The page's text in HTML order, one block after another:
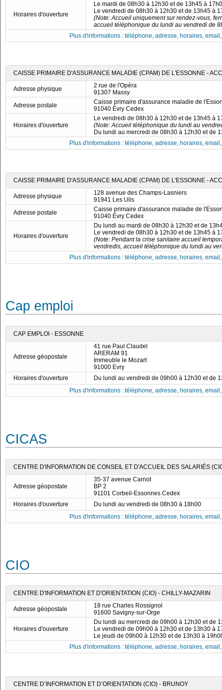
Horaires d'ouverture
Le mardi de 08h30 à 12h30 et de 13h45 à
Le vendredi de 08h30 à 12h30 et de 13h45 à
(Note: Accueil uniquement sur rendez-vous,
accueil téléphonique du lundi au vendredi de
Plus d'informations : téléphone, adresse, horaires,
CAISSE PRIMAIRE D'ASSURANCE MALADIE (CPAM) DE L'ESSONNE -
Adresse physique
2 rue de l'Opéra
91307 Massy
Adresse postale
Caisse primaire d'assurance maladie de
91040 Évry Cedex
Horaires d'ouverture
Le vendredi de 08h30 à 12h30 et de 13h45 à
(Note: Accueil téléphonique du lundi au
Du lundi au mercredi de 08h30 à 12h30 et de
Plus d'informations : téléphone, adresse, horaires,
CAISSE PRIMAIRE D'ASSURANCE MALADIE (CPAM) DE L'ESSONNE -
Adresse physique
128 avenue des Champs-Lasniers
91941 Les Ulis
Adresse postale
Caisse primaire d'assurance maladie de
91040 Évry Cedex
Horaires d'ouverture
Du lundi au mardi de 08h30 à 12h30 et de
Le vendredi de 08h30 à 12h30 et de 13h45 à
(Note: Pendant la crise sanitaire accueil
vendredis, accueil téléphonique du lundi au
Plus d'informations : téléphone, adresse, horaires,
Cap emploi
CAP EMPLOI - ESSONNE
Adresse géopostale
41 rue Paul Claudel
ARERAM 91
Immeuble le Mozart
91000 Evry
Horaires d'ouverture
Du lundi au vendredi de 09h00 à 12h30 et de
Plus d'informations : téléphone, adresse, horaires,
CICAS
CENTRE D'INFORMATION DE CONSEIL ET D'ACCUEIL DES SALARIÉS
Adresse géopostale
35-37 avenue Carnot
BP 2
91101 Corbeil-Essonnes Cedex
Horaires d'ouverture
Du lundi au vendredi de 08h30 à 18h00
Plus d'informations : téléphone, adresse, horaires,
CIO
CENTRE D'INFORMATION ET D'ORIENTATION (CIO) - CHILLY-MAZARIN
Adresse géopostale
18 rue Charles Rossignol
91600 Savigny-sur-Orge
Horaires d'ouverture
Du lundi au mercredi de 09h00 à 12h30 et de
Le vendredi de 09h00 à 12h30 et de 13h30 à
Le jeudi de 09h00 à 12h30 et de 13h30 à
Plus d'informations : téléphone, adresse, horaires,
CENTRE D’INFORMATION ET D’ORIENTATION (CIO) - BRUNOY